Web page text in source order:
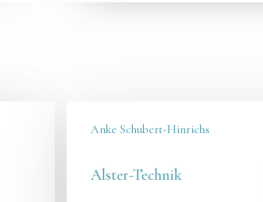
Anke Schubert-Hinrichs
Alster-Technik